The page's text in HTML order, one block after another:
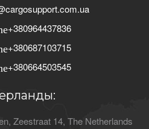
+380964437836
+380687103715
+380664503545
, Zeestraat 14, The Netherlands